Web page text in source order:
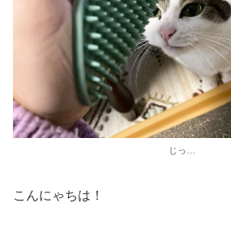
じっ…
こんにゃちは！